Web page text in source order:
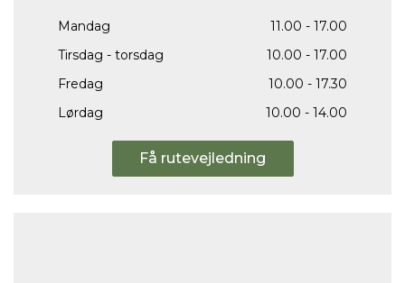
Mandag
11.00 - 17.00
Tirsdag - torsdag
10.00 - 17.00
Fredag
10.00 - 17.30
Lørdag
10.00 - 14.00
Få rutevejledning